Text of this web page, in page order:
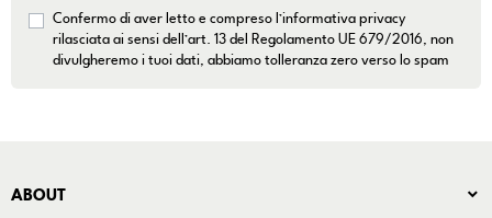
Confermo di aver letto e compreso l’informativa privacy
rilasciata ai sensi dell’art. 13 del Regolamento UE 679/2016, non
divulgheremo i tuoi dati, abbiamo tolleranza zero verso lo spam
ABOUT